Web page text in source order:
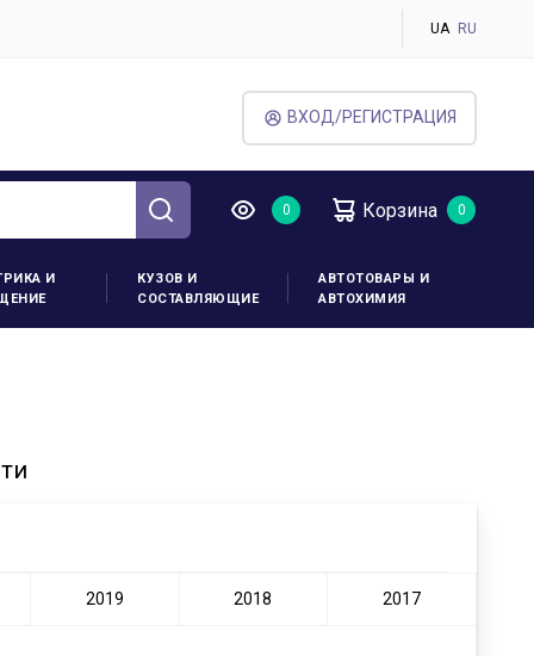
UA RU
ВХОД/РЕГИСТРАЦИЯ
Корзина
И
КУЗОВ И
СОСТАВЛЯЮЩИЕ
АВТОТОВАРЫ И
АВТОХИМИЯ
2019 2018 2017